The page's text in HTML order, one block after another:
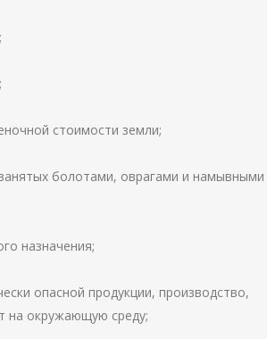
стоимости земли;
болотами, оврагами и намывными
назначения;
опасной продукции, производство,
на окружающую среду;